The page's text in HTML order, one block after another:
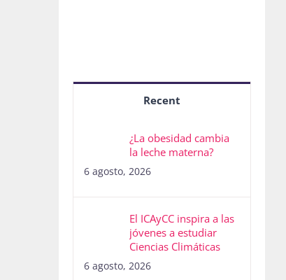
Recent
¿La obesidad cambia
la leche materna?
6 agosto, 2026
El ICAyCC inspira a las
jóvenes a estudiar
Ciencias Climáticas
6 agosto, 2026